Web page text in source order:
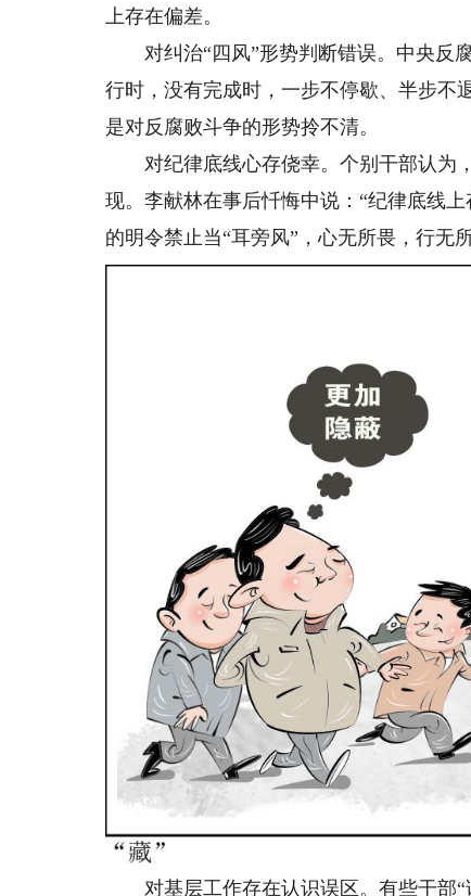
上存在偏差。
对纠治“四风”形势判断错误。中央反
行时，没有完成时，一步不停歇、半步不
是对反腐败斗争的形势拎不清。
对纪律底线心存侥幸。个别干部认为，
现。李献林在事后忏悔中说：“纪律底线
的明令禁止当“耳旁风”，心无所畏，行无
对基层工作存在认识误区。有些干部“